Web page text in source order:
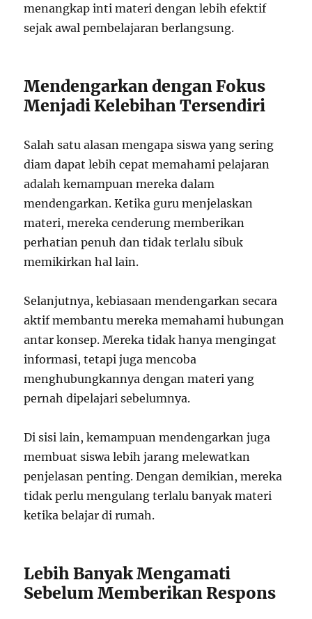
menangkap inti materi dengan lebih efektif
sejak awal pembelajaran berlangsung.
Mendengarkan dengan Fokus
Menjadi Kelebihan Tersendiri
Salah satu alasan mengapa siswa yang sering
diam dapat lebih cepat memahami pelajaran
adalah kemampuan mereka dalam
mendengarkan. Ketika guru menjelaskan
materi, mereka cenderung memberikan
perhatian penuh dan tidak terlalu sibuk
memikirkan hal lain.
Selanjutnya, kebiasaan mendengarkan secara
aktif membantu mereka memahami hubungan
antar konsep. Mereka tidak hanya mengingat
informasi, tetapi juga mencoba
menghubungkannya dengan materi yang
pernah dipelajari sebelumnya.
Di sisi lain, kemampuan mendengarkan juga
membuat siswa lebih jarang melewatkan
penjelasan penting. Dengan demikian, mereka
tidak perlu mengulang terlalu banyak materi
ketika belajar di rumah.
Lebih Banyak Mengamati
Sebelum Memberikan Respons